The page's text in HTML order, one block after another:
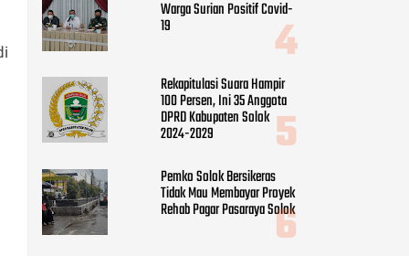
Pemko Solok Bersikeras
Tidak Mau Membayar Proyek
Rehab Pagar Pasaraya Solok
"Tenaga Medis Itu Manusia,
Bukan Robot! Bagaimana
Jika Mereka itu Ibu, Anak,